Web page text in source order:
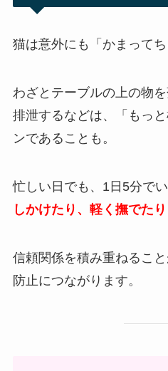
猫は意外にも「かまってち
わざとテーブルの上の物
排泄するなどは、「もっ
ンであることも。
忙しい日でも、1日5分で
しかけたり、軽く撫でたり
信頼関係を積み重ねるこ
防止につながります。